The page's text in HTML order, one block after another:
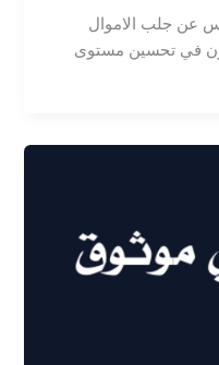
عن جلب الاموال
في تحسين مستوى